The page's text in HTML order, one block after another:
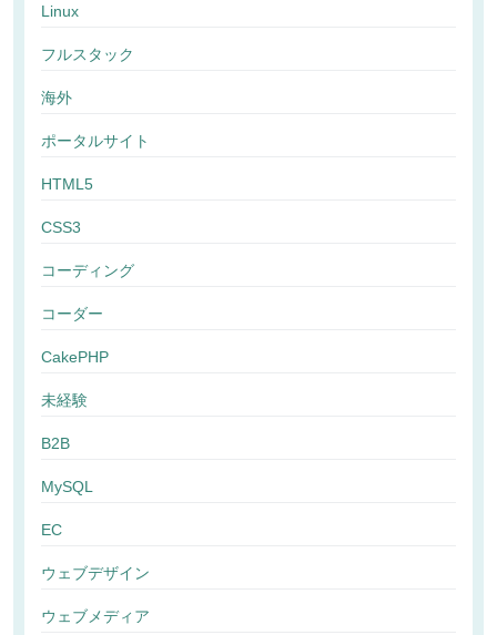
Linux
フルスタック
海外
ポータルサイト
HTML5
CSS3
コーディング
コーダー
CakePHP
未経験
B2B
MySQL
EC
ウェブデザイン
ウェブメディア